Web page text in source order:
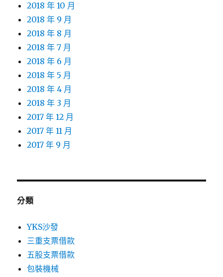
2018 年 10 月
2018 年 9 月
2018 年 8 月
2018 年 7 月
2018 年 6 月
2018 年 5 月
2018 年 4 月
2018 年 3 月
2017 年 12 月
2017 年 11 月
2017 年 9 月
分類
YKS沙發
三重支票借款
五股支票借款
包裝機械